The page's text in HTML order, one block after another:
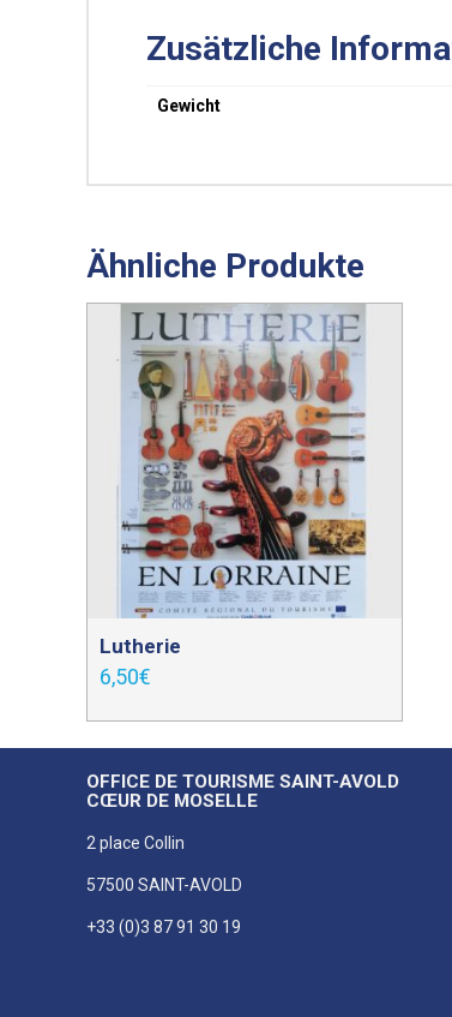
Zusätzliche
Gewicht
Ähnliche Produkte
Lutherie
6,50€
OFFICE DE TOURISME SAINT-AVOLD
CŒUR DE MOSELLE
2 place Collin
57500 SAINT-AVOLD
+33 (0)3 87 91 30 19